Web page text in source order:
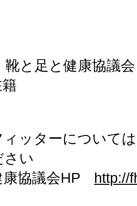
靴と足と健康協議
ッターについて
さい
康協議会HP http://